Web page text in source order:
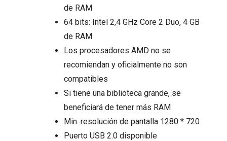
de RAM
64 bits: Intel 2,4 GHz Core 2 Duo, 4 GB
de RAM
Los procesadores AMD no se
recomiendan y oficialmente no son
compatibles
Si tiene una biblioteca grande, se
beneficiará de tener más RAM
Min. resolución de pantalla 1280 * 720
Puerto USB 2.0 disponible